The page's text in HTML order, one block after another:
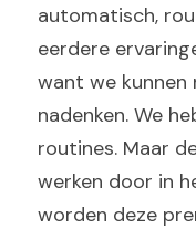
automatisch,
eerdere
want we kunnen
nadenken. We
routines. Maar
werken door in
worden deze